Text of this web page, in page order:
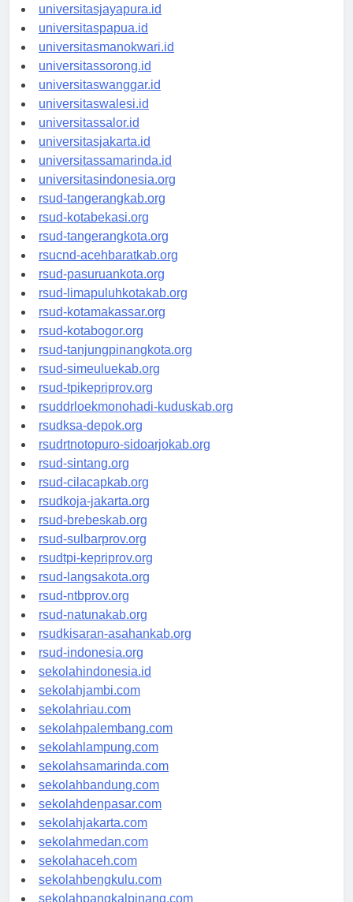
universitassofifi.id
universitasjayapura.id
universitaspapua.id
universitasmanokwari.id
universitassorong.id
universitaswanggar.id
universitaswalesi.id
universitassalor.id
universitasjakarta.id
universitassamarinda.id
universitasindonesia.org
rsud-tangerangkab.org
rsud-kotabekasi.org
rsud-tangerangkota.org
rsucnd-acehbaratkab.org
rsud-pasuruankota.org
rsud-limapuluhkotakab.org
rsud-kotamakassar.org
rsud-kotabogor.org
rsud-tanjungpinangkota.org
rsud-simeuluekab.org
rsud-tpikepriprov.org
rsuddrloekmonohadi-kuduskab.org
rsudksa-depok.org
rsudrtnotopuro-sidoarjokab.org
rsud-sintang.org
rsud-cilacapkab.org
rsudkoja-jakarta.org
rsud-brebeskab.org
rsud-sulbarprov.org
rsudtpi-kepriprov.org
rsud-langsakota.org
rsud-ntbprov.org
rsud-natunakab.org
rsudkisaran-asahankab.org
rsud-indonesia.org
sekolahindonesia.id
sekolahjambi.com
sekolahriau.com
sekolahpalembang.com
sekolahlampung.com
sekolahsamarinda.com
sekolahbandung.com
sekolahdenpasar.com
sekolahjakarta.com
sekolahmedan.com
sekolahaceh.com
sekolahbengkulu.com